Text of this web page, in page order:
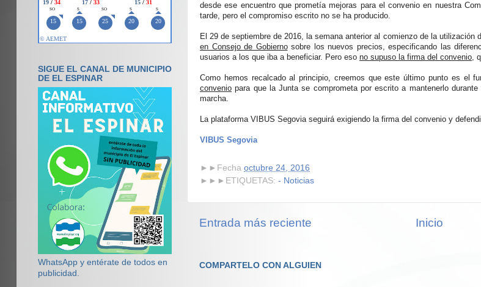
desde ese encuentro que prometía mejoras para el convenio en nuestra
tarde, pero el compromiso escrito no se ha producido.
El 29 de septiembre de 2016, la semana anterior al comienzo de la utilización
en Consejo de Gobiernosobre los nuevos precios, especificando las
usuarios a los que iba a beneficiar. Pero eso no supuso la firma del convenio,
Como hemos recalcado al principio, creemos que este último punto es el
convenio para que la Junta se comprometa por escrito a mantenerlo
marcha.
La plataforma VIBUS Segovia seguirá exigiendo la firma del convenio y
VIBUS Segovia
►►Fecha octubre 24, 2016
►►►ETIQUETAS: - Noticias
Entrada más reciente Inicio
COMPARTELO CON ALGUIEN
SIGUE EL CANAL DE MUNICIPIO
DE EL ESPINAR
WhatsApp y entérate de todos en
publicidad.